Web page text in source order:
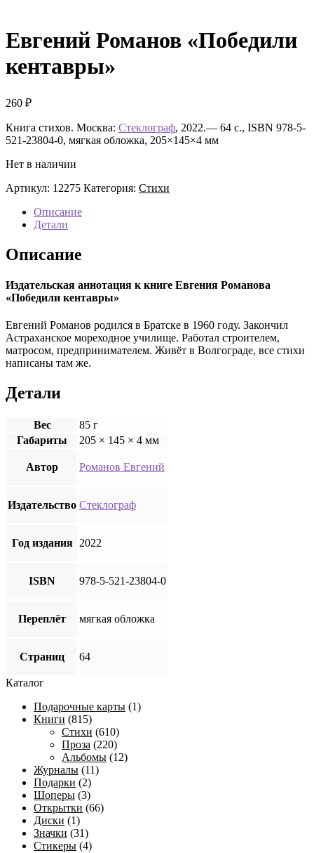
Евгений Романов «Победили
кентавры»
260 ₽
Книга стихов. Москва: Стеклограф, 2022.— 64 с., ISBN 978-5-
521-23804-0, мягкая обложка, 205×145×4 мм
Нет в наличии
Артикул: 12275 Категория: Стихи
Описание
Детали
Описание
Издательская аннотация к книге Евгения Романова
«Победили кентавры»
Евгений Романов родился в Братске в 1960 году. Закончил
Астраханское мореходное училище. Работал строителем,
матросом, предпринимателем. Живёт в Волгограде, все стихи
написаны там же.
Детали
Вес
85 г
Габариты
205 × 145 × 4 мм
Автор Романов Евгений
Издательство Стеклограф
Год издания 2022
ISBN 978-5-521-23804-0
Переплёт мягкая обложка
Страниц 64
Каталог
Подарочные карты (1)
Книги (815)
Стихи (610)
Проза (220)
Альбомы (12)
Журналы (11)
Подарки (2)
Шоперы (3)
Открытки (66)
Диски (1)
Значки (31)
Стикеры (4)